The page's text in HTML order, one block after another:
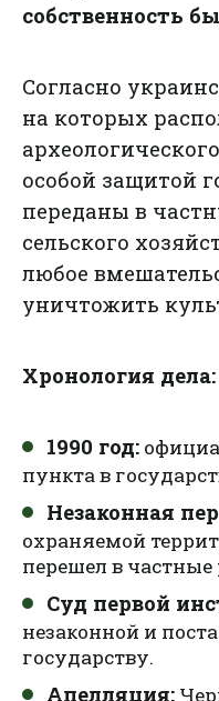
собственность
Согласно
на которых
особой защитой
переданы в
сельского
любое
уничтожить
Хронология дела:
1990 год:
пункта в
Незаконная
охраняемой
перешел в частные
Суд первой
незаконной и
государству.
Апелляция: